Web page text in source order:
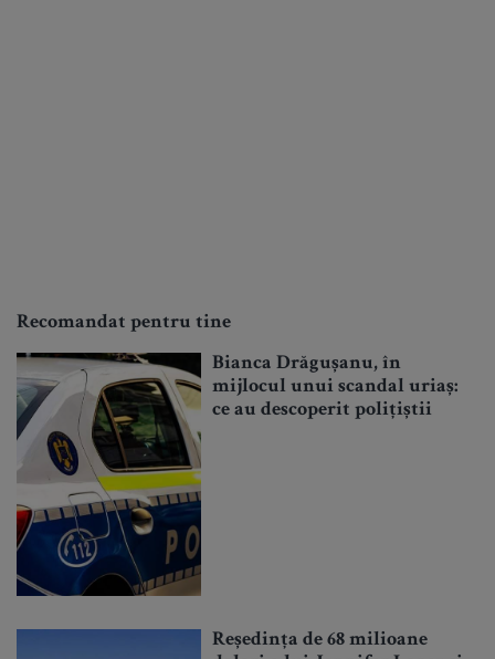
Recomandat pentru tine
Bianca Drăgușanu, în
mijlocul unui scandal uriaș:
ce au descoperit polițiștii
Reședința de 68 milioane